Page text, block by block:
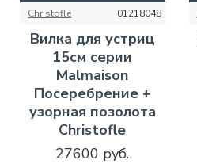
Christofle 01218048
Вилка для устриц
15см серии
Malmaison
Посеребрение +
узорная позолота
Christofle
27600 руб.